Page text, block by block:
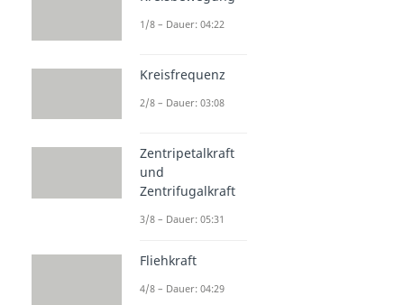
1/8 – Dauer: 04:22
Kreisfrequenz
2/8 – Dauer: 03:08
Zentripetalkraft
und
Zentrifugalkraft
3/8 – Dauer: 05:31
Fliehkraft
4/8 – Dauer: 04:29